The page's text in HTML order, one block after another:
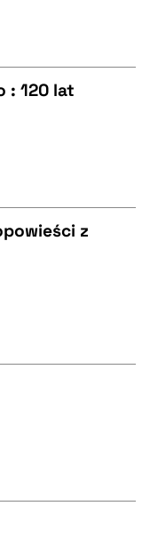
: 120 lat
z